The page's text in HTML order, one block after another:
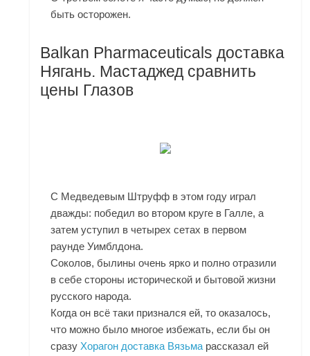
быть осторожен.
Balkan Pharmaceuticals доставка
Нягань. Мастаджед сравнить
цены Глазов
С Медведевым Штруфф в этом году играл
дважды: победил во втором круге в Галле, а
затем уступил в четырех сетах в первом
раунде Уимблдона.
Соколов, былины очень ярко и полно отразили
в себе стороны исторической и бытовой жизни
русского народа.
Когда он всё таки признался ей, то оказалось,
что можно было многое избежать, если бы он
сразу Хорагон доставка Вязьма рассказал ей